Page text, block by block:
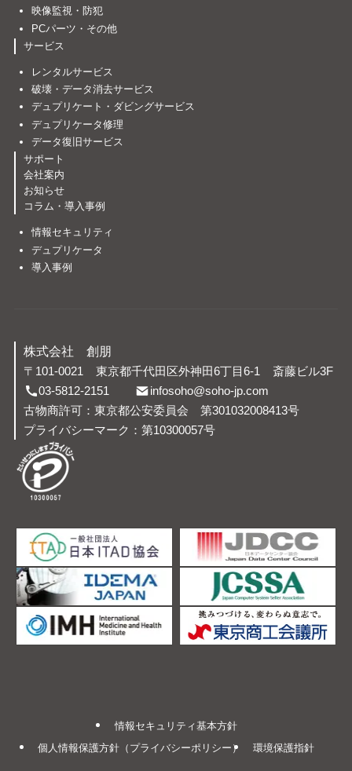
映像監視・防犯
PCパーツ・その他
サービス
レンタルサービス
破壊・データ消去サービス
デュプリケート・ダビングサービス
デュプリケータ修理
データ復旧サービス
サポート
会社案内
お知らせ
コラム・導入事例
情報セキュリティ
デュプリケータ
導入事例
株式会社 創朋
〒101-0021 東京都千代田区外神田6丁目6-1
斎藤ビル3F
03-5812-2151
infosoho@soho-jp.com
古物商許可：東京都公安委員会 第301032008413号
プライバシーマーク：第10300057号
情報セキュリティ基本方針
個人情報保護方針（プライバシーポリシー）
環境保護指針